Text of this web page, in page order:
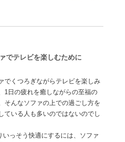
でテレビを楽しむために
でくつろぎながらテレビを楽しみ
1日の疲れを癒しながらの至福の
そんなソファの上での過ごし方を
ている人も多いのではないのでし
いっそう快適にするには、ソファ